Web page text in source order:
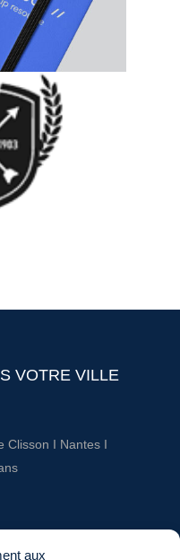
aux
VOTRE VILLE
Clisson I NantesI